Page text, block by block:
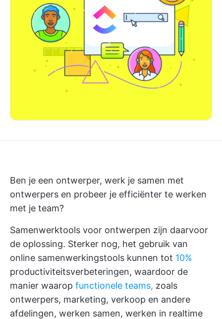
Ben je een ontwerper, werk je samen met
ontwerpers en probeer je efficiënter te werken
met je team?
Samenwerktools voor ontwerpen zijn daarvoor
de oplossing. Sterker nog, het gebruik van
online samenwerkingstools kunnen tot 10%
productiviteitsverbeteringen, waardoor de
manier waarop functionele teams, zoals
ontwerpers, marketing, verkoop en andere
afdelingen, werken samen, werken in realtime